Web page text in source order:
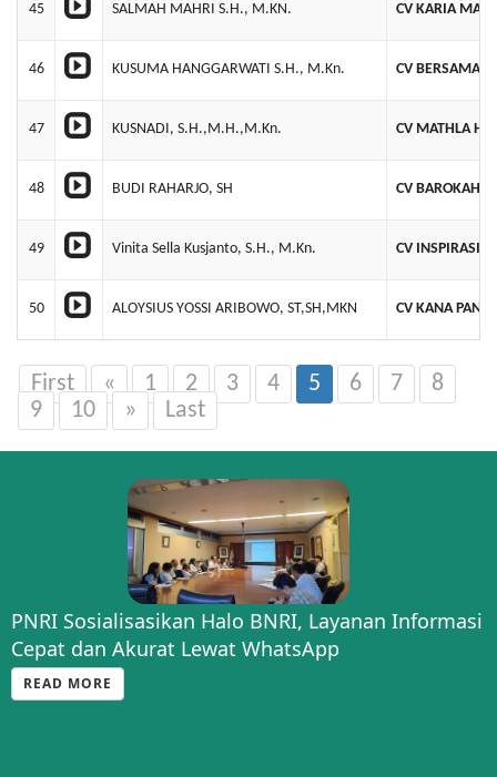
45 SALMAH MAHRI S.H., M.KN. CV KARIA
46 KUSUMA HANGGARWATI S.H., M.Kn. CV BERSAMA
47 KUSNADI, S.H.,M.H.,M.Kn. CV MATHLA
48 BUDI RAHARJO, SH CV BAROKAH
49 Vinita Sella Kusjanto, S.H., M.Kn. CV INSPIRASI
50 ALOYSIUS YOSSI ARIBOWO, ST,SH,MKN CV KANA
First « 1 2 3 4 5 6 7
8
9
10 » Last
PNRI Sosialisasikan Halo BNRI, Layanan Informasi
Cepat dan Akurat Lewat WhatsApp
READ MORE